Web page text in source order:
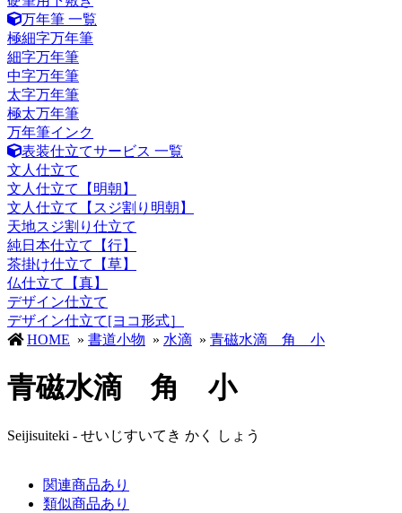
万年筆 一覧
極細字万年筆
細字万年筆
中字万年筆
太字万年筆
極太万年筆
万年筆インク
表装仕立てサービス 一覧
文人仕立て
文人仕立て【明朝】
文人仕立て【スジ割り明朝】
天地スジ割り仕立て
純日本仕立て【行】
茶掛け仕立て【草】
仏仕立て【真】
デザイン仕立て
デザイン仕立て[ヨコ形式］
HOME » 書道小物 » 水滴 » 青磁水滴 角 小
青磁水滴 角 小
Seijisuiteki - せいじすいてき かく しょう
関連商品あり
類似商品あり